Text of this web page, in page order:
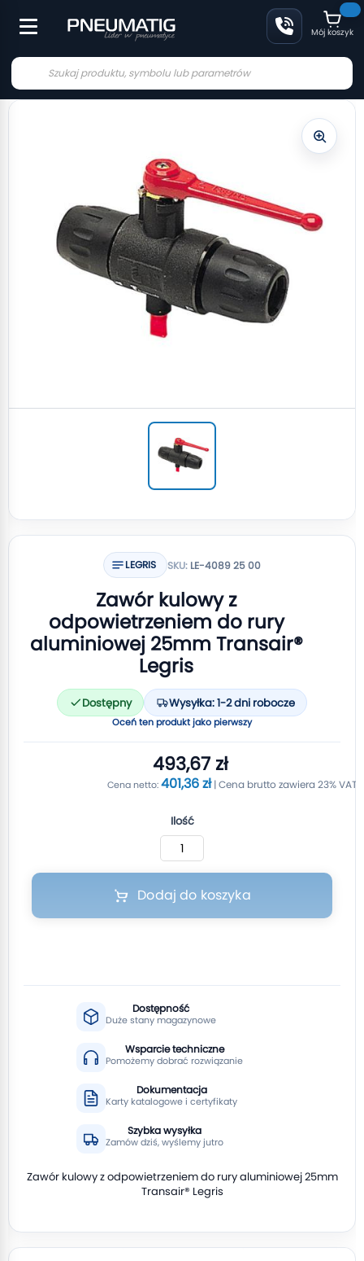
Mój koszyk
LEGRIS SKU:LE-4089 25 00
Zawór kulowy z
odpowietrzeniem do rury
aluminiowej 25mm Transair®
Legris
Dostępny Wysyłka: 1-2 dni robocze
Oceń ten produkt jako pierwszy
493,67 zł
401,36 zł
Ilość
Dodaj do koszyka
Dostępność
Duże stany magazynowe
Wsparcie techniczne
Pomożemy dobrać rozwiązanie
Dokumentacja
Karty katalogowe i certyfikaty
Szybka wysyłka
Zamów dziś, wyślemy jutro
Zawór kulowy z odpowietrzeniem do rury aluminiowej 25mm
Transair® Legris